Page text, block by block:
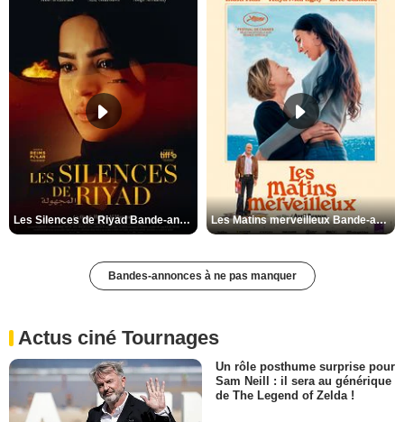
Les Silences de Riyad Bande-annonce VO STFR Les Matins merveilleux Bande-annonce VF
Bandes-annonces à ne pas manquer
Actus ciné Tournages
Un rôle posthume surprise pour
Sam Neill : il sera au générique
de The Legend of Zelda !